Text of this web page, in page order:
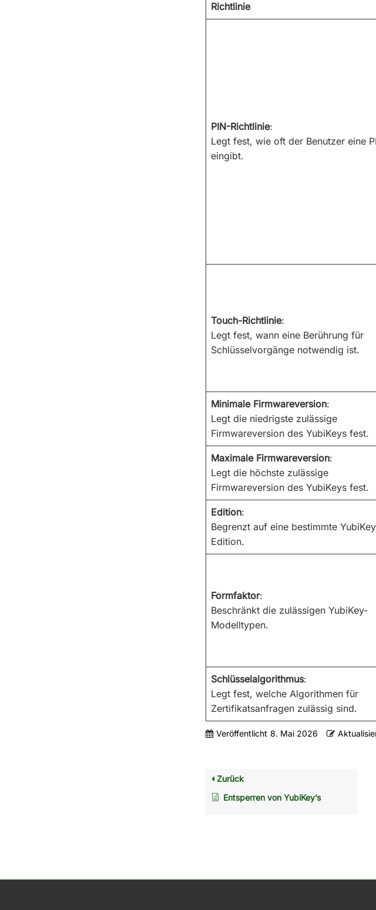
Richtlinie
PIN-Richtlinie:
Legt fest, wie oft der Benutzer eine
eingibt.
Touch-Richtlinie:
Legt fest, wann eine Berührung für
Schlüsselvorgänge notwendig ist.
Minimale Firmwareversion:
Legt die niedrigste zulässige
Firmwareversion des YubiKeys fest.
Maximale Firmwareversion:
Legt die höchste zulässige
Firmwareversion des YubiKeys fest.
Edition:
Begrenzt auf eine bestimmte
Edition.
Formfaktor:
Beschränkt die zulässigen YubiKey-
Modelltypen.
Schlüsselalgorithmus:
Legt fest, welche Algorithmen für
Zertifikatsanfragen zulässig sind.
Veröffentlicht 8. Mai 2026
Zurück
Entsperren von YubiKey’s